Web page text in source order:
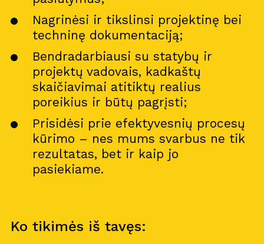
Nagrinėsi ir tikslinsi projektinę bei
techninę dokumentaciją;
Bendradarbiausi su statybų ir
projektų vadovais, kadkaštų
skaičiavimai atitiktų realius
poreikius ir būtų pagrįsti;
Prisidėsi prie efektyvesnių procesų
kūrimo – nes mums svarbus ne tik
rezultatas, bet ir kaip jo
pasiekiame.
Ko tikimės iš tavęs: